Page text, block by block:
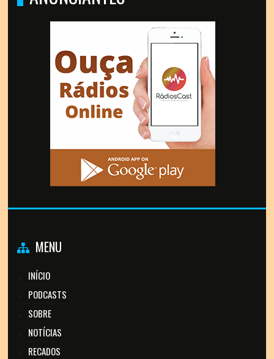
MENU
INÍCIO
PODCASTS
SOBRE
NOTÍCIAS
RECADOS